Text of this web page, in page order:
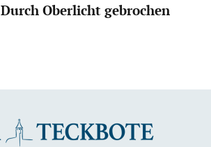
Durch Oberlicht gebrochen